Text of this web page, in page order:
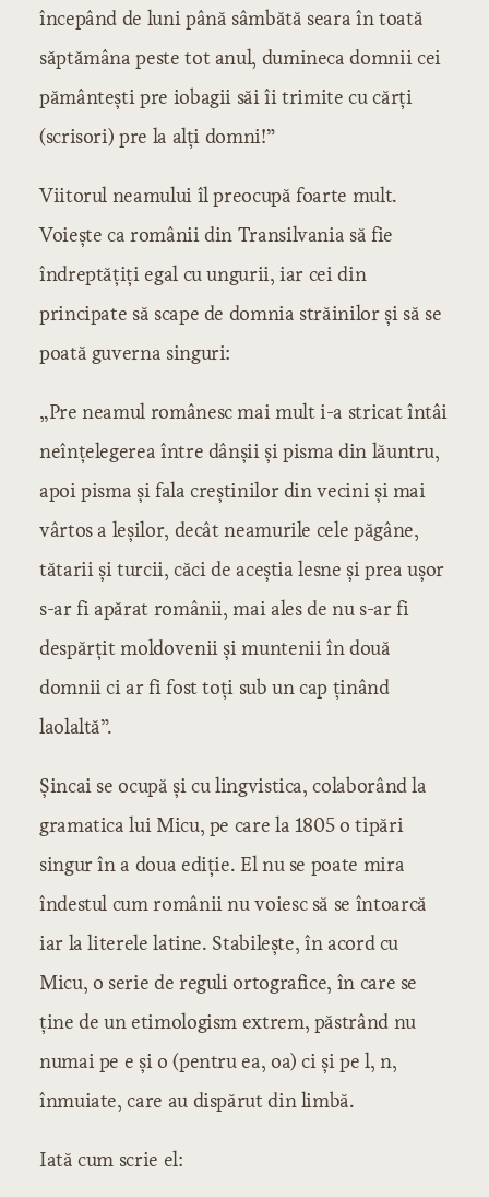
începând de luni până sâmbătă seara în toată
săptămâna peste tot anul, dumineca domnii cei
pământeşti pre iobagii săi îi trimite cu cărţi
(scrisori) pre la alţi domni!”
Viitorul neamului îl preocupă foarte mult.
Voieşte ca românii din Transilvania să fie
îndreptăţiţi egal cu ungurii, iar cei din
principate să scape de domnia străinilor şi să se
poată guverna singuri:
„Pre neamul românesc mai mult i-a stricat întâi
neînţelegerea între dânşii şi pisma din lăuntru,
apoi pisma şi fala creştinilor din vecini şi mai
vârtos a leşilor, decât neamurile cele păgâne,
tătarii şi turcii, căci de aceştia lesne şi prea uşor
s-ar fi apărat românii, mai ales de nu s-ar fi
despărţit moldovenii şi muntenii în două
domnii ci ar fi fost toţi sub un cap ţinând
laolaltă”.
Şincai se ocupă şi cu lingvistica, colaborând la
gramatica lui Micu, pe care la 1805 o tipări
singur în a doua ediţie. El nu se poate mira
îndestul cum românii nu voiesc să se întoarcă
iar la literele latine. Stabileşte, în acord cu
Micu, o serie de reguli ortografice, în care se
ţine de un etimologism extrem, păstrând nu
numai pe e şi o (pentru ea, oa) ci şi pe l, n,
înmuiate, care au dispărut din limbă.
Iată cum scrie el: